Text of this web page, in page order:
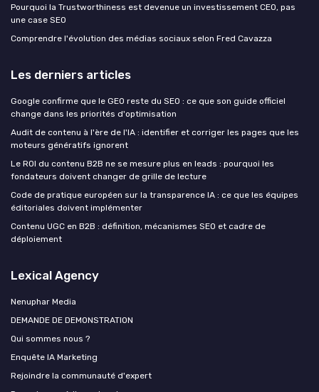
Pourquoi la Trustworthiness est devenue un investissement CEO, pas
une case SEO
Comprendre l'évolution des médias sociaux selon Fred Cavazza
Les derniers articles
Google confirme que le GEO reste du SEO : ce que son guide officiel
change dans les priorités d'optimisation
Audit de contenu à l'ère de l'IA : identifier et corriger les pages que les
moteurs génératifs ignorent
Le ROI du contenu B2B ne se mesure plus en leads : pourquoi les
fondateurs doivent changer de grille de lecture
Code de pratique européen sur la transparence IA : ce que les équipes
éditoriales doivent implémenter
Contenu UGC en B2B : définition, mécanismes SEO et cadre de
déploiement
Lexical Agency
Nenuphar Media
DEMANDE DE DEMONSTRATION
Qui sommes nous ?
Enquête IA Marketing
Rejoindre la communauté d'expert